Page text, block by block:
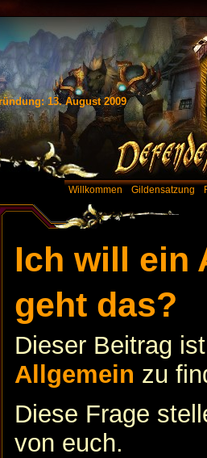
13. August 2009
Willkommen Gildensatzung
Ich will ein
geht das?
Dieser Beitrag
Allgemein zu
Diese Frage
von euch.